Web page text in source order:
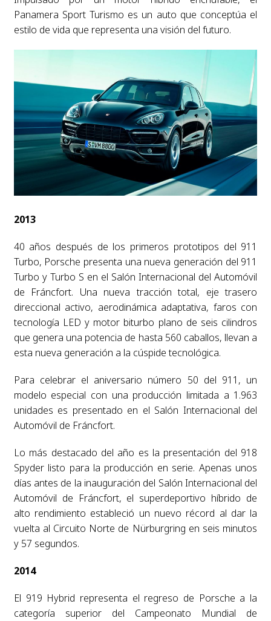
Panamera Sport Turismo es un auto que conceptúa el
estilo de vida que representa una visión del futuro.
2013
40 años después de los primeros prototipos del 911
Turbo, Porsche presenta una nueva generación del 911
Turbo y Turbo S en el Salón Internacional del Automóvil
de Fráncfort. Una nueva tracción total, eje trasero
direccional activo, aerodinámica adaptativa, faros con
tecnología LED y motor biturbo plano de seis cilindros
que genera una potencia de hasta 560 caballos, llevan a
esta nueva generación a la cúspide tecnológica.
Para celebrar el aniversario número 50 del 911, un
modelo especial con una producción limitada a 1.963
unidades es presentado en el Salón Internacional del
Automóvil de Fráncfort.
Lo más destacado del año es la presentación del 918
Spyder listo para la producción en serie. Apenas unos
días antes de la inauguración del Salón Internacional del
Automóvil de Fráncfort, el superdeportivo híbrido de
alto rendimiento estableció un nuevo récord al dar la
vuelta al Circuito Norte de Nürburgring en seis minutos
y 57 segundos.
2014
El 919 Hybrid representa el regreso de Porsche a la
categoría superior del Campeonato Mundial de